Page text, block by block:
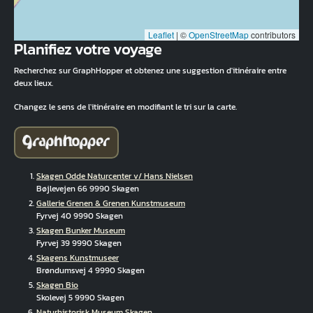
Leaflet | ©OpenStreetMapcontributors
Planifiez votre voyage
Recherchez sur GraphHopper et obtenez une suggestion d'itinéraire entre
deux lieux.
Changez le sens de l'itinéraire en modifiant le tri sur la carte.
Skagen Odde Naturcenter v/ Hans Nielsen
Bøjlevejen 66 9990 Skagen
Gallerie Grenen & Grenen Kunstmuseum
Fyrvej 40 9990 Skagen
Skagen Bunker Museum
Fyrvej 39 9990 Skagen
Skagens Kunstmuseer
Brøndumsvej 4 9990 Skagen
Skagen Bio
Skolevej 5 9990 Skagen